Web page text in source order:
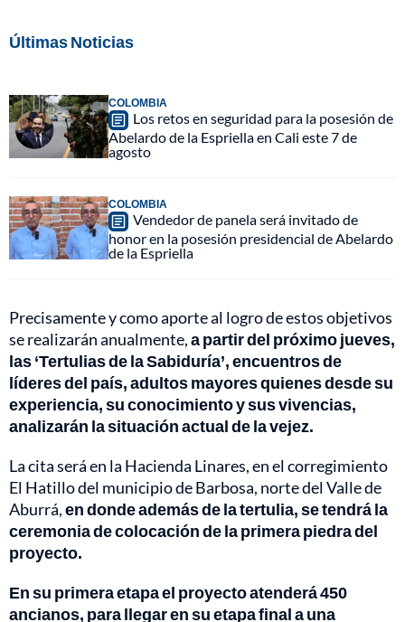
Últimas Noticias
COLOMBIA
Los retos en seguridad para la posesión de
Abelardo de la Espriella en Cali este 7 de
agosto
COLOMBIA
Vendedor de panela será invitado de
honor en la posesión presidencial de Abelardo
de la Espriella
Precisamente y como aporte al logro de estos objetivos
se realizarán anualmente,a partir del próximo jueves,
las ‘Tertulias de la Sabiduría’, encuentros de
líderes del país, adultos mayores quienes desde su
experiencia, su conocimiento y sus vivencias,
analizarán la situación actual de la vejez.
La cita será en la Hacienda Linares, en el corregimiento
El Hatillo del municipio de Barbosa, norte del Valle de
Aburrá,en donde además de la tertulia, se tendrá la
ceremonia de colocación de la primera piedra del
proyecto.
En su primera etapa el proyecto atenderá 450
ancianos, para llegar en su etapa final a una